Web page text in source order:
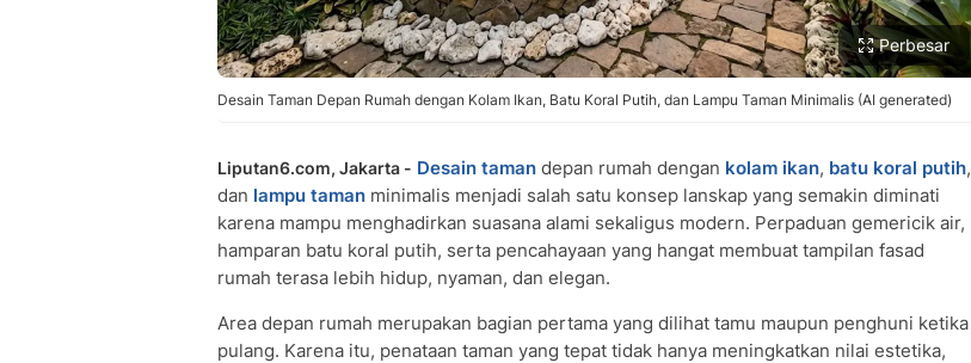
Perbesar
Desain Taman Depan Rumah dengan Kolam Ikan, Batu Koral Putih, dan Lampu Taman Minimalis (AI generated)
Liputan6.com, Jakarta - Desain taman depan rumah dengan kolam ikan, batu koral putih,
dan lampu taman minimalis menjadi salah satu konsep lanskap yang semakin diminati
karena mampu menghadirkan suasana alami sekaligus modern. Perpaduan gemericik air,
hamparan batu koral putih, serta pencahayaan yang hangat membuat tampilan fasad
rumah terasa lebih hidup, nyaman, dan elegan.
Area depan rumah merupakan bagian pertama yang dilihat tamu maupun penghuni ketika
pulang. Karena itu, penataan taman yang tepat tidak hanya meningkatkan nilai estetika,